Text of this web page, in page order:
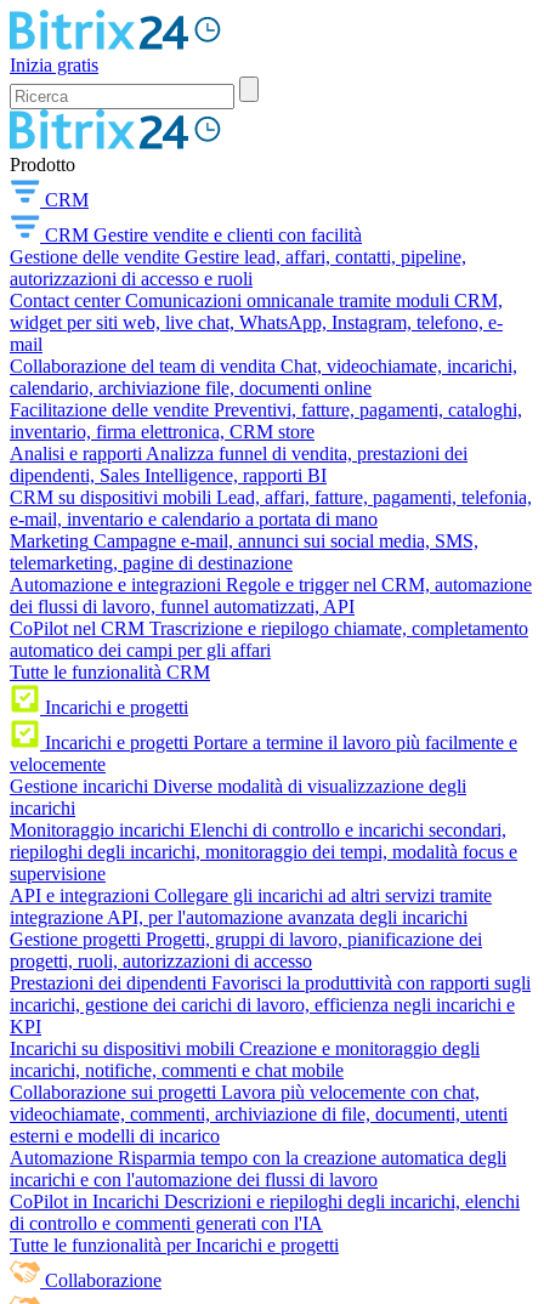
Inizia gratis
Prodotto
CRM
CRM Gestire vendite e clienti con facilità
Gestione delle vendite Gestire lead, affari, contatti, pipeline,
autorizzazioni di accesso e ruoli
Contact center Comunicazioni omnicanale tramite moduli CRM,
widget per siti web, live chat, WhatsApp, Instagram, telefono, e-
mail
Collaborazione del team di vendita Chat, videochiamate, incarichi,
calendario, archiviazione file, documenti online
Facilitazione delle vendite Preventivi, fatture, pagamenti, cataloghi,
inventario, firma elettronica, CRM store
Analisi e rapporti Analizza funnel di vendita, prestazioni dei
dipendenti, Sales Intelligence, rapporti BI
CRM su dispositivi mobili Lead, affari, fatture, pagamenti, telefonia,
e-mail, inventario e calendario a portata di mano
Marketing Campagne e-mail, annunci sui social media, SMS,
telemarketing, pagine di destinazione
Automazione e integrazioni Regole e trigger nel CRM, automazione
dei flussi di lavoro, funnel automatizzati, API
CoPilot nel CRM Trascrizione e riepilogo chiamate, completamento
automatico dei campi per gli affari
Tutte le funzionalità CRM
Incarichi e progetti
Incarichi e progetti Portare a termine il lavoro più facilmente e
velocemente
Gestione incarichi Diverse modalità di visualizzazione degli
incarichi
Monitoraggio incarichi Elenchi di controllo e incarichi secondari,
riepiloghi degli incarichi, monitoraggio dei tempi, modalità focus e
supervisione
API e integrazioni Collegare gli incarichi ad altri servizi tramite
integrazione API, per l'automazione avanzata degli incarichi
Gestione progetti Progetti, gruppi di lavoro, pianificazione dei
progetti, ruoli, autorizzazioni di accesso
Prestazioni dei dipendenti Favorisci la produttività con rapporti sugli
incarichi, gestione dei carichi di lavoro, efficienza negli incarichi e
KPI
Incarichi su dispositivi mobili Creazione e monitoraggio degli
incarichi, notifiche, commenti e chat mobile
Collaborazione sui progetti Lavora più velocemente con chat,
videochiamate, commenti, archiviazione di file, documenti, utenti
esterni e modelli di incarico
Automazione Risparmia tempo con la creazione automatica degli
incarichi e con l'automazione dei flussi di lavoro
CoPilot in Incarichi Descrizioni e riepiloghi degli incarichi, elenchi
di controllo e commenti generati con l'IA
Tutte le funzionalità per Incarichi e progetti
Collaborazione